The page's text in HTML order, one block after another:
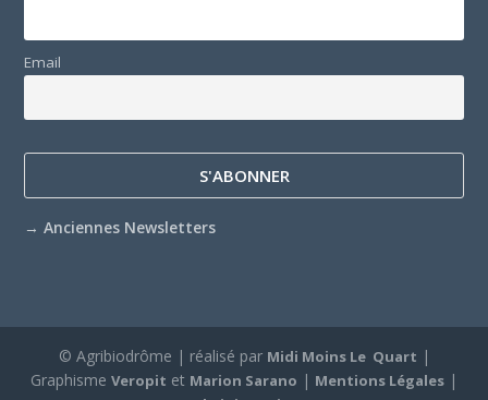
Email
→Anciennes Newsletters
© Agribiodrôme | réalisé par Midi Moins Le Quart |
Graphisme Veropit et Marion Sarano | Mentions Légales |